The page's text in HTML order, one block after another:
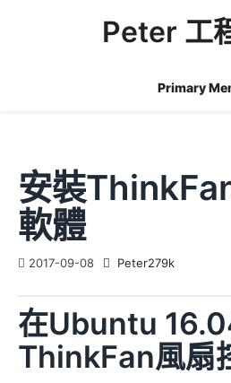
Peter 工
Primary
安裝
軟體
2017-09-08 Peter279k
在Ubuntu
ThinkFan風扇